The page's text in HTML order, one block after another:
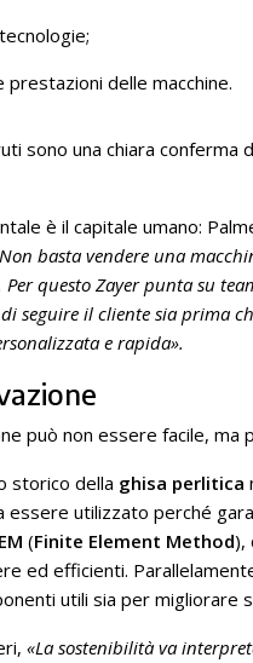
prestazioni delle macchine.
sono una chiara conferma
è il capitale umano:
basta vendere una
questo Zayer punta su
seguire il cliente sia prima
e rapida».
può non essere facile,
storico della ghisa perlitica
essere utilizzato perché
(Finite Element Method),
ed efficienti.
utili sia per migliorare
«La sostenibilità va